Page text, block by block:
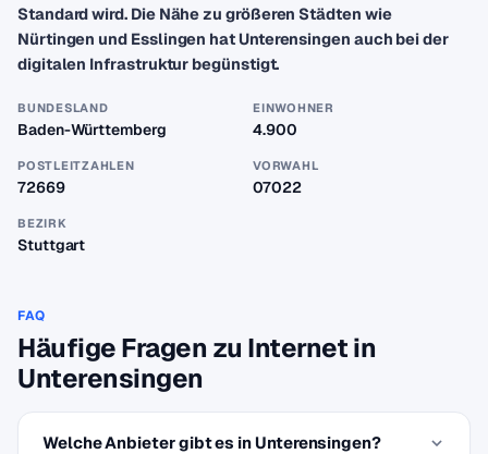
Standard wird. Die Nähe zu größeren Städten wie
Nürtingen und Esslingen hat Unterensingen auch bei der
digitalen Infrastruktur begünstigt.
BUNDESLAND
Baden-Württemberg
EINWOHNER
4.900
POSTLEITZAHLEN
72669
VORWAHL
07022
BEZIRK
Stuttgart
FAQ
Häufige Fragen zu Internet in
Unterensingen
Welche Anbieter gibt es in Unterensingen?